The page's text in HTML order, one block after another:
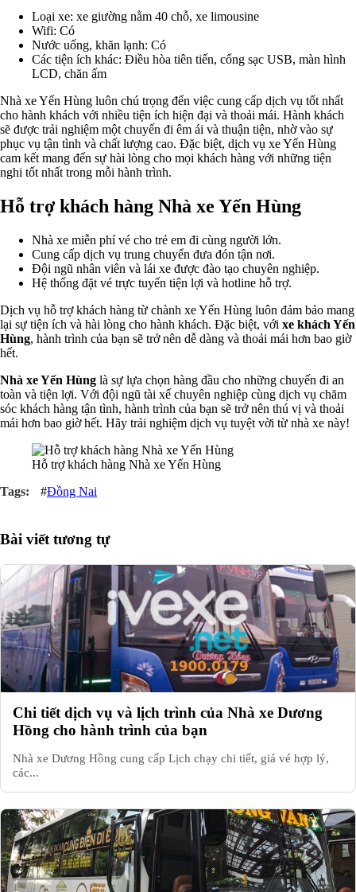
Loại xe: xe giường nằm 40 chỗ, xe limousine
Wifi: Có
Nước uống, khăn lạnh: Có
Các tiện ích khác: Điều hòa tiên tiến, cổng sạc USB, màn hình
LCD, chăn ấm
Nhà xe Yến Hùng luôn chú trọng đến việc cung cấp dịch vụ tốt nhất
cho hành khách với nhiều tiện ích hiện đại và thoải mái. Hành khách
sẽ được trải nghiệm một chuyến đi êm ái và thuận tiện, nhờ vào sự
phục vụ tận tình và chất lượng cao. Đặc biệt, dịch vụ xe Yến Hùng
cam kết mang đến sự hài lòng cho mọi khách hàng với những tiện
nghi tốt nhất trong mỗi hành trình.
Hỗ trợ khách hàng Nhà xe Yến Hùng
Nhà xe miễn phí vé cho trẻ em đi cùng người lớn.
Cung cấp dịch vụ trung chuyển đưa đón tận nơi.
Đội ngũ nhân viên và lái xe được đào tạo chuyên nghiệp.
Hệ thống đặt vé trực tuyến tiện lợi và hotline hỗ trợ.
Dịch vụ hỗ trợ khách hàng từ chành xe Yến Hùng luôn đảm bảo mang
lại sự tiện ích và hài lòng cho hành khách. Đặc biệt, với xe khách Yến
Hùng, hành trình của bạn sẽ trở nên dễ dàng và thoải mái hơn bao giờ
hết.
Nhà xe Yến Hùng là sự lựa chọn hàng đầu cho những chuyến đi an
toàn và tiện lợi. Với đội ngũ tài xế chuyên nghiệp cùng dịch vụ chăm
sóc khách hàng tận tình, hành trình của bạn sẽ trở nên thú vị và thoải
mái hơn bao giờ hết. Hãy trải nghiệm dịch vụ tuyệt vời từ nhà xe này!
Hỗ trợ khách hàng Nhà xe Yến Hùng
#Đồng Nai
Bài viết tương tự
Chi tiết dịch vụ và lịch trình của Nhà xe Dương
Hồng cho hành trình của bạn
Nhà xe Dương Hồng cung cấp Lịch chạy chi tiết, giá vé hợp lý,
các...